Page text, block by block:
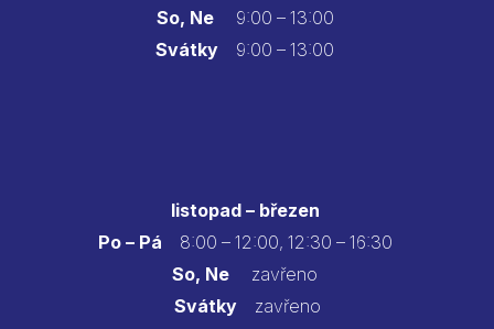
So, Ne9:00 – 13:00
Svátky 9:00 – 13:00
listopad – březen
Po – Pá 8:00 – 12:00, 12:30 – 16:30
So, Ne zavřeno
Svátkyzavřeno